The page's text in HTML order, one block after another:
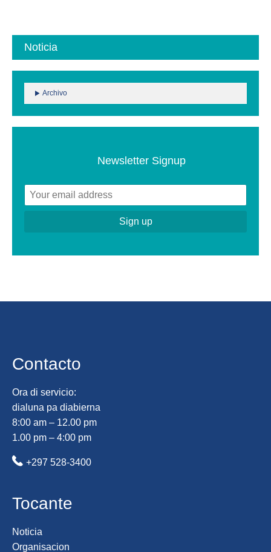
Noticia
Archivo
Newsletter Signup
Contacto
Ora di servicio:
dialuna pa diabierna
8:00 am – 12.00 pm
1.00 pm – 4:00 pm
+297 528-3400
Tocante
Noticia
Organisacion